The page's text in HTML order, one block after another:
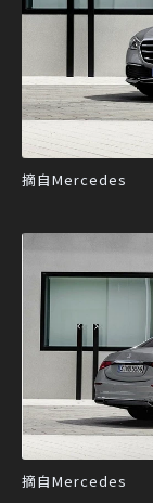
摘自Mercedes
摘自Mercedes